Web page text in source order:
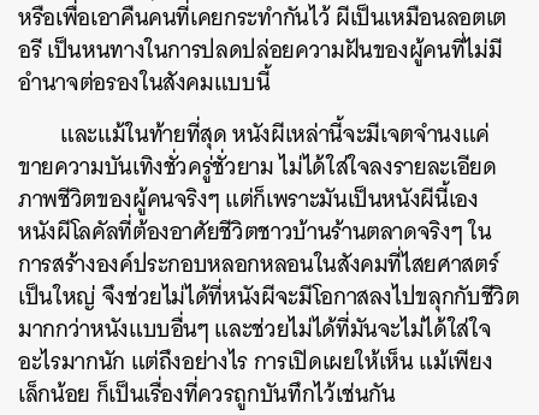
หรือเพื่อเอาคืนคนที่เคยกระทำกันไว้ ผีเป็นเหมือนลอตเต
อรี เป็นหนทางในการปลดปล่อยความฝันของผู้คนที่ไม่มี
อำนาจต่อรองในสังคมแบบนี้
และแม้ในท้ายที่สุด หนังผีเหล่านี้จะมีเจตจำนงแค่
ขายความบันเทิงชั่วครู่ชั่วยาม ไม่ได้ใส่ใจลงรายละเอียด
ภาพชีวิตของผู้คนจริงๆ แต่ก็เพราะมันเป็นหนังผีนี้เอง
หนังผีโลคัลที่ต้องอาศัยชีวิตชาวบ้านร้านตลาดจริงๆ ใน
การสร้างองค์ประกอบหลอกหลอนในสังคมที่ไสยศาสตร์
เป็นใหญ่ จึงช่วยไม่ได้ที่หนังผีจะมีโอกาสลงไปขลุกกับชีวิต
มากกว่าหนังแบบอื่นๆ และช่วยไม่ได้ที่มันจะไม่ได้ใส่ใจ
อะไรมากนัก แต่ถึงอย่างไร การเปิดเผยให้เห็น แม้เพียง
เล็กน้อย ก็เป็นเรื่องที่ควรถูกบันทึกไว้เช่นกัน